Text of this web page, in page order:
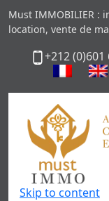
Must IMMOBILIER :
location, vente de
+212 (0)601
Skip to content